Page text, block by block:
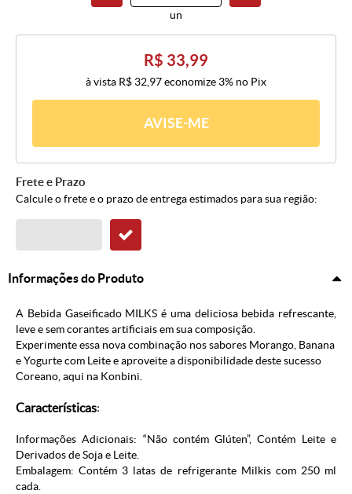
un
R$ 33,99
à vista R$ 32,97economize 3% no Pix
AVISE-ME
Frete e Prazo
Calcule o frete e o prazo de entrega estimados para sua região:
Informações do Produto
A Bebida Gaseificado MILKS é uma deliciosa bebida refrescante,
leve e sem corantes artificiais em sua composição.
Experimente essa nova combinação nos sabores Morango, Banana
e Yogurte com Leite e aproveite a disponibilidade deste sucesso
Coreano, aqui na Konbini
Características:
Informações Adicionais: “Não contém Glúten”, Contém Leite e
Derivados de Soja e Leite.
Embalagem: Contém 3 latas de refrigerante Milkis com 250 ml
cada.